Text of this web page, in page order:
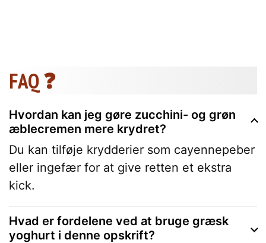
FAQ ❓
Hvordan kan jeg gøre zucchini- og grøn
æblecremen mere krydret?
Du kan tilføje krydderier som cayennepeber
eller ingefær for at give retten et ekstra
kick.
Hvad er fordelene ved at bruge græsk
yoghurt i denne opskrift?